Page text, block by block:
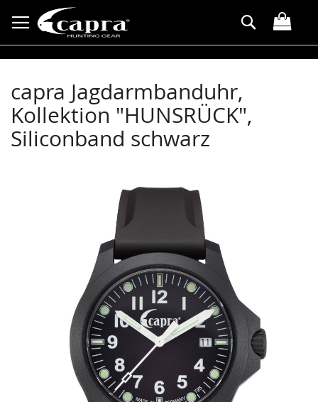
zum
Inhalt
Suche
capra Jagdarmbanduhr,
Kollektion "HUNSRÜCK",
Siliconband schwarz